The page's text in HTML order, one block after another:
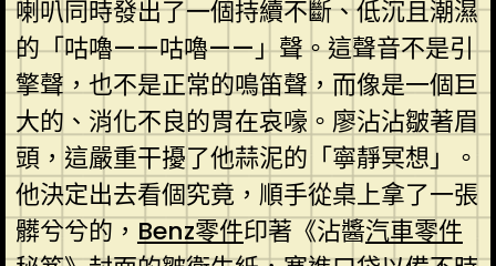
喇叭同時發出了一個持續不斷、低沉且潮濕
的「咕嚕——咕嚕——」聲。這聲音不是引
擎聲，也不是正常的鳴笛聲，而像是一個巨
大的、消化不良的胃在哀嚎。廖沾沾皺著眉
頭，這嚴重干擾了他蒜泥的「寧靜冥想」。
他決定出去看個究竟，順手從桌上拿了一張
髒兮兮的， Benz零件印著《沾醬汽車零件